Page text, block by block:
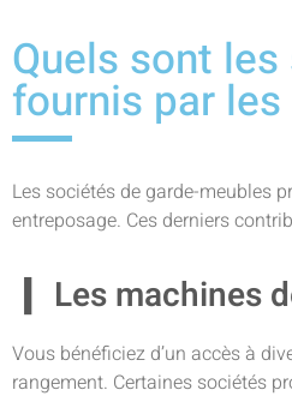
Quels sont
fournis par
Les sociétés de garde-meubles
entreposage. Ces derniers
Les machines
Vous bénéficiez d’un accès à
rangement. Certaines sociétés